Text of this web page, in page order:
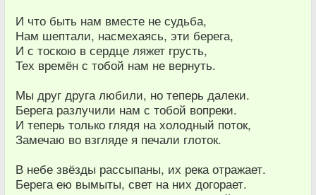
И что быть нам вместе не судьба,
Нам шептали, насмехаясь, эти берега,
И с тоскою в сердце ляжет грусть,
Тех времён с тобой нам не вернуть.
Мы друг друга любили, но теперь далеки.
Берега разлучили нам с тобой вопреки.
И теперь только глядя на холодный поток,
Замечаю во взгляде я печали глоток.
В небе звёзды рассыпаны, их река отражает.
Берега ею вымыты, свет на них догорает.